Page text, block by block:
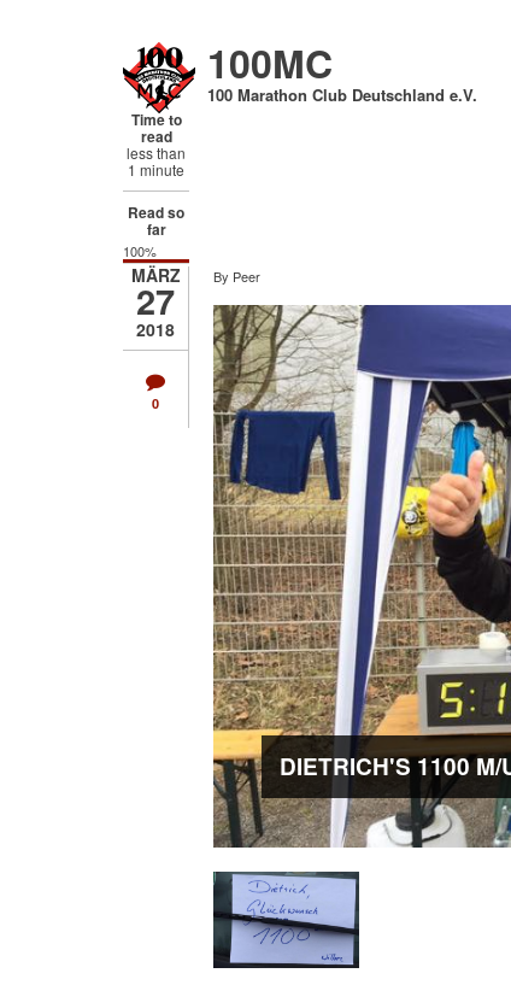
100MC
100 Marathon Club Deutschland e.V.
MÄRZ
27
2018
0
Time to
read
less than
1 minute
Read so
far
100%
By Peer
DIETRICH'S 1100 M/